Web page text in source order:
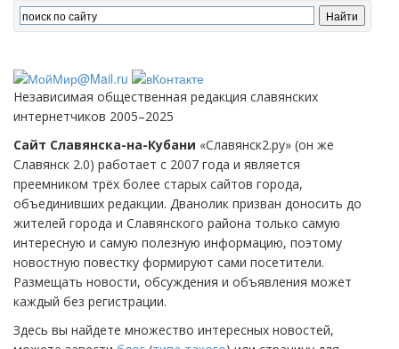
Независимая общественная редакция славянских
интернетчиков 2005–2025
Сайт Славянска-на-Кубани «Славянск2.ру» (он же
Славянск 2.0) работает с 2007 года и является
преемником трёх более старых сайтов города,
объединивших редакции. Дванолик призван доносить до
жителей города и Славянского района только самую
интересную и самую полезную информацию, поэтому
новостную повестку формируют сами посетители.
Размещать новости, обсуждения и объявления может
каждый без регистрации.
Здесь вы найдете множество интересных новостей,